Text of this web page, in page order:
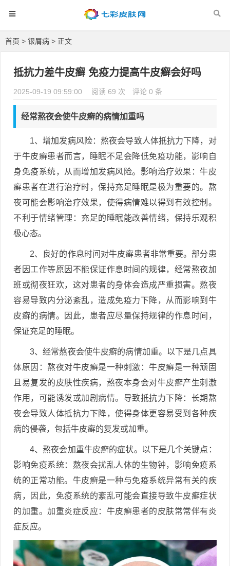
首页 > 银屑病 > 正文
抵抗力差牛皮癣 免疫力提高牛皮癣会好吗
2025-09-19 09:59:00 阅读 69 次 评论 0 条
经常熬夜会使牛皮癣的病情加重吗
1、增加发病风险：熬夜会导致人体抵抗力下降，对
于牛皮癣患者而言，睡眠不足会降低免疫功能，影响自
身免疫系统，从而增加发病风险。影响治疗效果：牛皮
癣患者在进行治疗时，保持充足睡眠是极为重要的。熬
夜可能会影响治疗效果，使得病情难以得到有效控制。
不利于情绪管理：充足的睡眠能改善情绪，保持乐观积
极心态。
2、良好的作息时间对牛皮癣患者非常重要。部分患
者因工作等原因不能保证作息时间的规律，经常熬夜加
班或彻夜狂欢，这对患者的身体会造成严重损害。熬夜
容易导致内分泌紊乱，造成免疫力下降，从而影响到牛
皮癣的病情。因此，患者应尽量保持规律的作息时间，
保证充足的睡眠。
3、经常熬夜会使牛皮癣的病情加重。以下是几点具
体原因：熬夜对牛皮癣是一种刺激：牛皮癣是一种顽固
且易复发的皮肤性疾病，熬夜本身会对牛皮癣产生刺激
作用，可能诱发或加剧病情。导致抵抗力下降：长期熬
夜会导致人体抵抗力下降，使得身体更容易受到各种疾
病的侵袭，包括牛皮癣的复发或加重。
4、熬夜会加重牛皮癣的症状。以下是几个关键点：
影响免疫系统：熬夜会扰乱人体的生物钟，影响免疫系
统的正常功能。牛皮癣是一种与免疫系统异常有关的疾
病，因此，免疫系统的紊乱可能会直接导致牛皮癣症状
的加重。加重炎症反应：牛皮癣患者的皮肤常常伴有炎
症反应。